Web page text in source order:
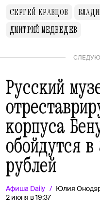
СЕРГЕЙ КРАВЦОВ
ДМИТРИЙ МЕДВЕДЕВ
Русский
корпуса
обойдутся
рублей
Афиша Daily
Юлия
2 июня в 19:37